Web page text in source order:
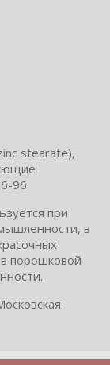
stearate),
96
при
в
порошковой